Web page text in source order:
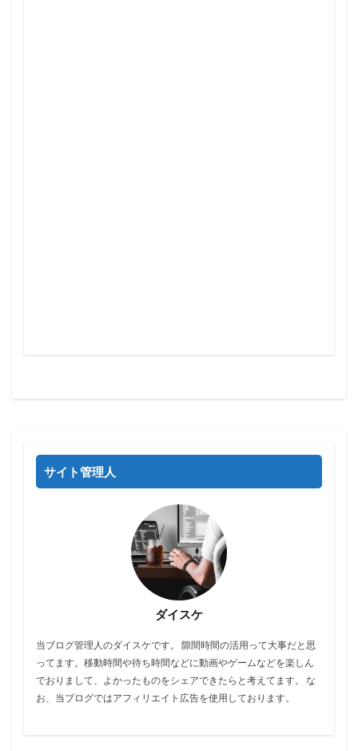
サイト管理人
ダイスケ
当ブログ管理人のダイスケです。 隙間時間の活用って大事だと思
ってます。移動時間や待ち時間などに動画やゲームなどを楽しん
でおりまして、よかったものをシェアできたらと考えてます。 な
お、当ブログではアフィリエイト広告を使用しております。